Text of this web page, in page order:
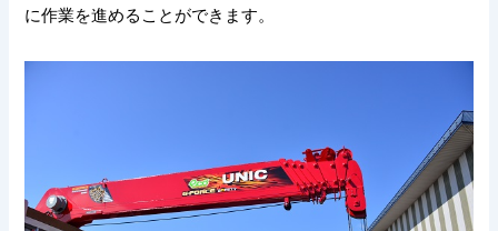
に作業を進めることができます。